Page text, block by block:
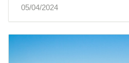
05/04/2024